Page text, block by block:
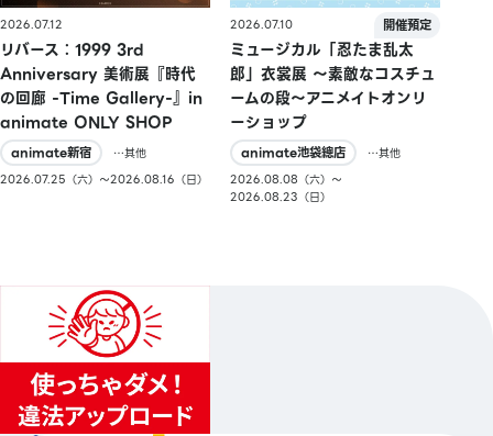
2026.07.12
リバース：1999 3rd
Anniversary 美術展『時代
の回廊 -Time Gallery-』in
animate ONLY SHOP
animate新宿
…其他
2026.07.25（六）〜2026.08.16（日）
2026.07.10
ミュージカル「忍たま乱太
郎」衣裳展 ～素敵なコスチュ
ームの段～アニメイトオンリ
ーショップ
animate池袋總店
…其他
2026.08.08（六）〜
2026.08.23（日）